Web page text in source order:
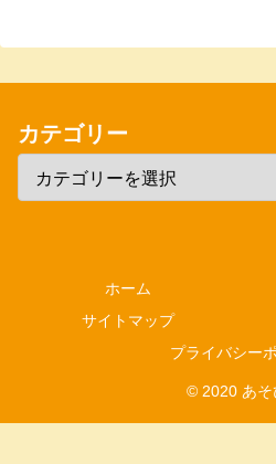
カテゴリー
ホーム
サイトマップ
プライバシー
© 2020 あそ